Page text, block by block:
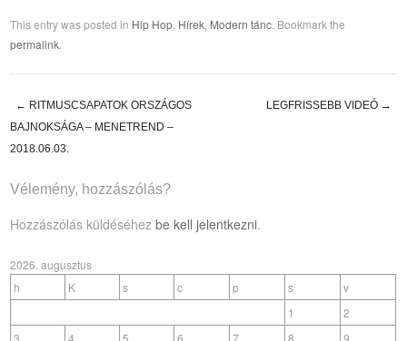
This entry was posted in Hip Hop Hírek Modern tánc . Bookmark the
permalink
Post navigation
← RITMUSCSAPATOK ORSZÁGOS
BAJNOKSÁGA – MENETREND –
2018.06.03.
LEGFRISSEBB VIDEÓ →
Vélemény, hozzászólás?
Hozzászólás küldéséhezbe kell jelentkezni.
2026. augusztus
h
K s c p s
v
1
2
3
4 5 6 7 8 9